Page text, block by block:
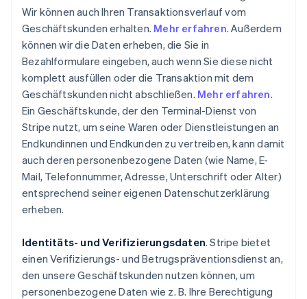
Wir können auch Ihren Transaktionsverlauf vom
Geschäftskunden erhalten. Mehr erfahren. Außerdem
können wir die Daten erheben, die Sie in
Bezahlformulare eingeben, auch wenn Sie diese nicht
komplett ausfüllen oder die Transaktion mit dem
Geschäftskunden nicht abschließen. Mehr erfahren.
Ein Geschäftskunde, der den Terminal-Dienst von
Stripe nutzt, um seine Waren oder Dienstleistungen an
Endkundinnen und Endkunden zu vertreiben, kann damit
auch deren personenbezogene Daten (wie Name, E-
Mail, Telefonnummer, Adresse, Unterschrift oder Alter)
entsprechend seiner eigenen Datenschutzerklärung
erheben.
Identitäts- und Verifizierungsdaten. Stripe bietet
einen Verifizierungs- und Betrugspräventionsdienst an,
den unsere Geschäftskunden nutzen können, um
personenbezogene Daten wie z. B. Ihre Berechtigung